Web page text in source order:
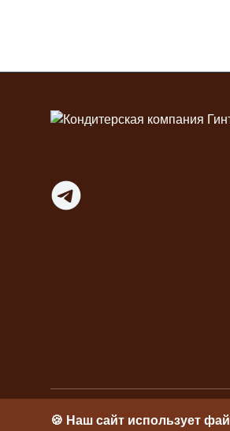
Telegram
ИП Гинтер Л.А. © 2026 ИНН
🍪 Наш сайт использует